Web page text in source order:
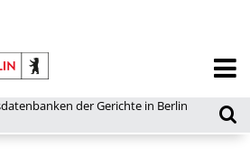
der Gerichte in Berlin